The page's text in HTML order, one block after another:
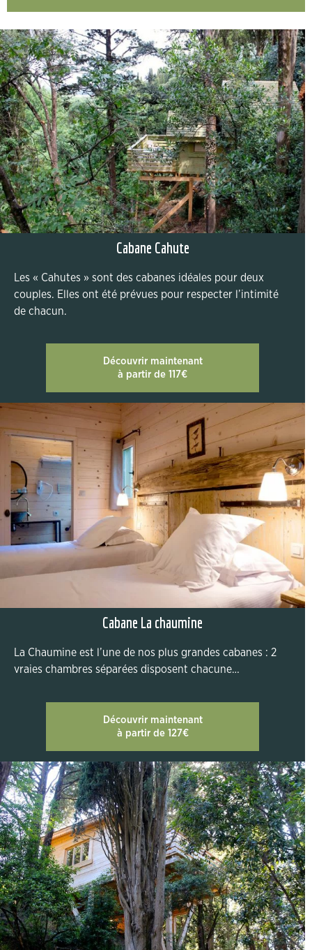
Cabane Cahute
Les « Cahutes » sont des cabanes idéales pour deux
couples. Elles ont été prévues pour respecter l’intimité
de chacun.
Découvrir maintenant
à partir de 117€
Cabane La chaumine
La Chaumine est l’une de nos plus grandes cabanes : 2
vraies chambres séparées disposent chacune…
Découvrir maintenant
à partir de 127€